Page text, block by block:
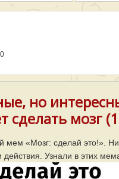
но
сделать мозг
мем «Мозг: сделай это!».
действия. Узнали в этих